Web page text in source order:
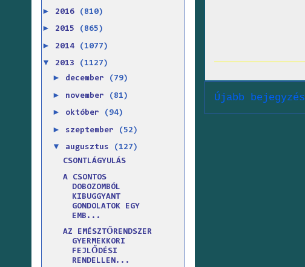
Újabb bejegyzés
► 2016 (810)
► 2015 (865)
► 2014 (1077)
▼ 2013 (1127)
► december (79)
► november (81)
► október (94)
► szeptember (52)
▼ augusztus
(127)
CSONTLÁGYULÁS
A CSONTOS
DOBOZOMBÓL
KIBUGGYANT
GONDOLATOK EGY
EMB...
AZ EMÉSZTŐRENDSZER
GYERMEKKORI
FEJLŐDÉSI
RENDELLEN...